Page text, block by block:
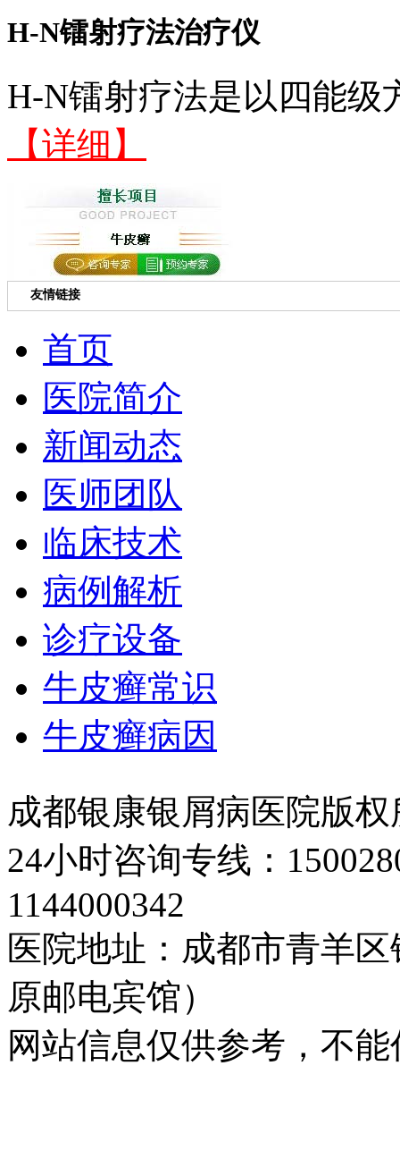
H-N镭射疗法治疗仪
H-N镭射疗法是以四能级
【详细】
友情链接
首页
医院简介
新闻动态
医师团队
临床技术
病例解析
诊疗设备
牛皮癣常识
牛皮癣病因
成都银康银屑病医院版权
24小时咨询专线：
1144000342
医院地址：成都市青羊
原邮电宾馆）
网站信息仅供参考，不